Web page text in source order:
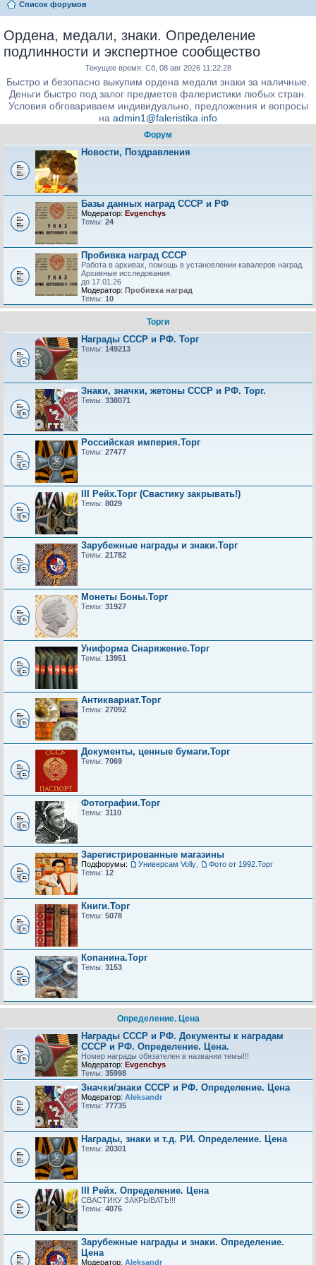
Список форумов
Ордена, медали, знаки. Определение
подлинности и экспертное сообщество
Текущее время: Сб, 08 авг 2026 11:22:28
Быстро и безопасно выкупим ордена медали знаки за наличные.
Деньги быстро под залог предметов фалеристики любых стран.
Условия обговариваем индивидуально, предложения и вопросы
на admin1@faleristika.info
Форум
Новости, Поздравления
Базы данных наград СССР и РФ
Модератор: Evgenchys
Темы: 24
Пробивка наград СССР
Работа в архивах, помощь в установлении кавалеров наград.
Архивные исследования.
до 17.01.26
Модератор: Пробивка наград
Темы: 10
Торги
Награды СССР и РФ. Торг
Темы: 149213
Знаки, значки, жетоны СССР и РФ. Торг.
Темы: 338071
Российская империя.Торг
Темы: 27477
III Рейх.Торг (Свастику закрывать!)
Темы: 8029
Зарубежные награды и знаки.Торг
Темы: 21782
Монеты Боны.Торг
Темы: 31927
Униформа Снаряжение.Торг
Темы: 13951
Антиквариат.Торг
Темы: 27092
Документы, ценные бумаги.Торг
Темы: 7069
Фотографии.Торг
Темы: 3110
Зарегистрированные магазины
Подфорумы: Универсам Volly
Фото от 1992.Торг
Темы: 12
Книги.Торг
Темы: 5078
Копанина.Торг
Темы: 3153
Определение. Цена
Награды СССР и РФ. Документы к наградам
СССР и РФ. Определение. Цена.
Номер награды обязателен в названии темы!!!
Модератор: Evgenchys
Темы: 35998
Значки/знаки СССР и РФ. Определение. Цена
Модератор: Aleksandr
Темы: 77735
Награды, знаки и т.д. РИ. Определение. Цена
Темы: 20301
III Рейх. Определение. Цена
СВАСТИКУ ЗАКРЫВАТЬ!!!
Темы: 4076
Зарубежные награды и знаки. Определение.
Цена
Модератор: Aleksandr